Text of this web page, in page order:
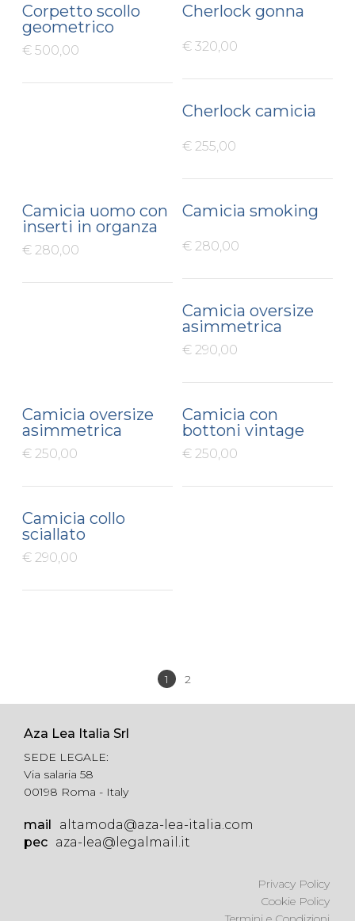
Corpetto scollo
geometrico
€ 500,00
Cherlock gonna
€ 320,00
Cherlock camicia
€ 255,00
Camicia uomo con
inserti in organza
€ 280,00
Camicia smoking
€ 280,00
Camicia oversize
asimmetrica
€ 290,00
Camicia oversize
asimmetrica
€ 250,00
Camicia con
bottoni vintage
€ 250,00
Camicia collo
sciallato
€ 290,00
1 2
Aza Lea Italia Srl
SEDE LEGALE:
Via salaria 58
00198 Roma - Italy
mail
altamoda@aza-lea-italia.com
pec aza-lea@legalmail.it
Privacy Policy
Cookie Policy